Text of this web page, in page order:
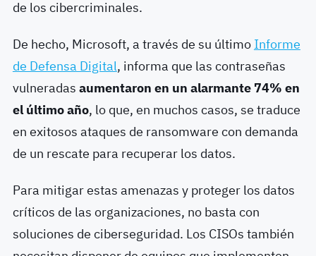
de los cibercriminales.
De hecho, Microsoft, a través de su último Informe
de Defensa Digital, informa que las contraseñas
vulneradas aumentaron en un alarmante 74% en
el último año, lo que, en muchos casos, se traduce
en exitosos ataques de ransomware con demanda
de un rescate para recuperar los datos.
Para mitigar estas amenazas y proteger los datos
críticos de las organizaciones, no basta con
soluciones de ciberseguridad. Los CISOs también